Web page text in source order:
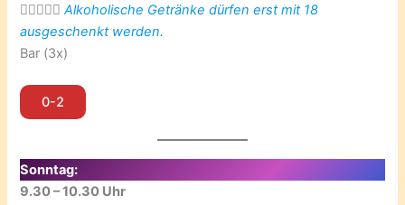
👮🏼‍♀️☝🏼Alkoholische Getränke dürfen erst mit 18
ausgeschenkt werden.
Bar (3x)
0-2
Sonntag:
9.30 – 10.30 Uhr